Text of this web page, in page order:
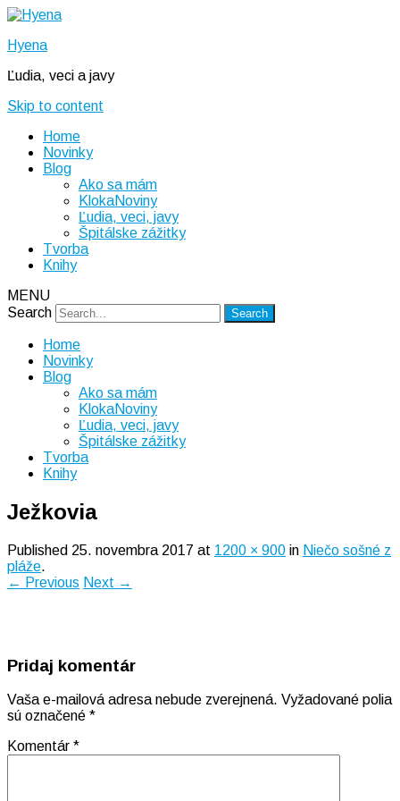
Hyena
Ľudia, veci a javy
Skip to content
Home
Novinky
Blog
Ako sa mám
KlokaNoviny
Ľudia, veci, javy
Špitálske zážitky
Tvorba
Knihy
MENU
Search
Home
Novinky
Blog
Ako sa mám
KlokaNoviny
Ľudia, veci, javy
Špitálske zážitky
Tvorba
Knihy
Ježkovia
Published 25. novembra 2017 at 1200 × 900 in Niečo sošné z
pláže.
← Previous Next →
Pridaj komentár
Vaša e-mailová adresa nebude zverejnená. Vyžadované polia
sú označené *
Komentár *